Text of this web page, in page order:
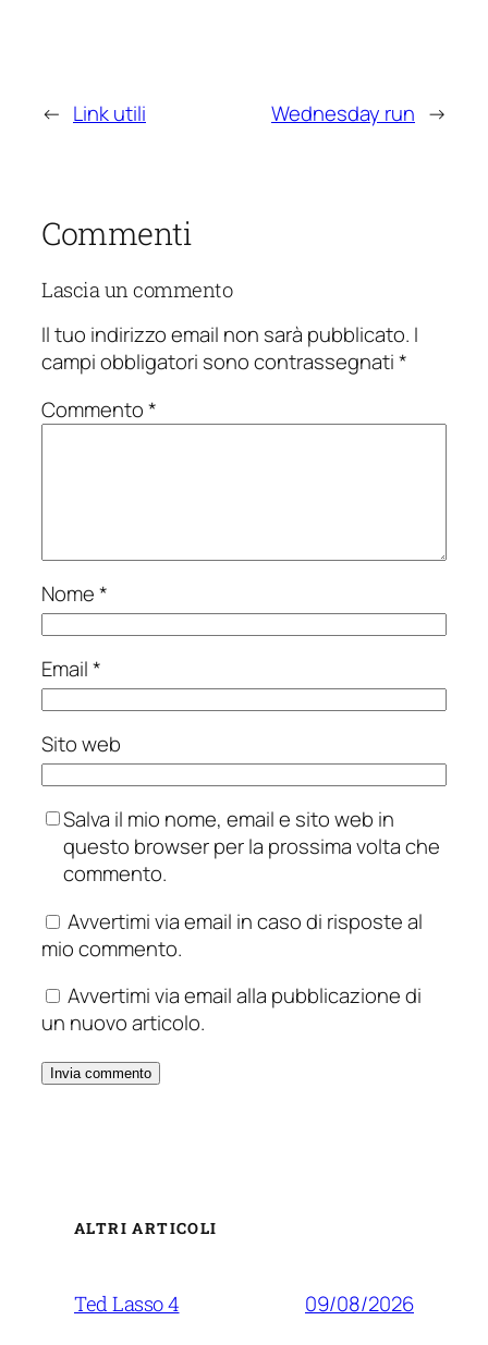
← Link utili Wednesday run →
Commenti
Lascia un commento
Il tuo indirizzo email non sarà pubblicato. I
campi obbligatori sono contrassegnati*
Commento*
Nome*
Email*
Sito web
Salva il mio nome, email e sito web in
questo browser per la prossima volta che
commento.
Avvertimi via email in caso di risposte al
mio commento.
Avvertimi via email alla pubblicazione di
un nuovo articolo.
ALTRI ARTICOLI
Ted Lasso 4 09/08/2026